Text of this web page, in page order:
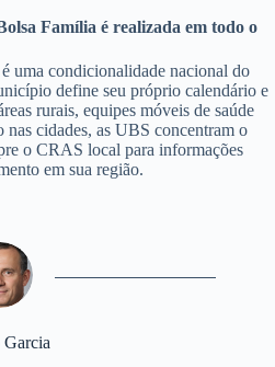
Família é realizada em todo o
uma condicionalidade nacional do
define seu próprio calendário e
rurais, equipes móveis de saúde
nas cidades, as UBS concentram o
o CRAS local para informações
em sua região.
Garcia